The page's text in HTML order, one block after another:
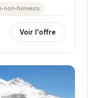
accès direct
non-fumeurs
Voir l'offre